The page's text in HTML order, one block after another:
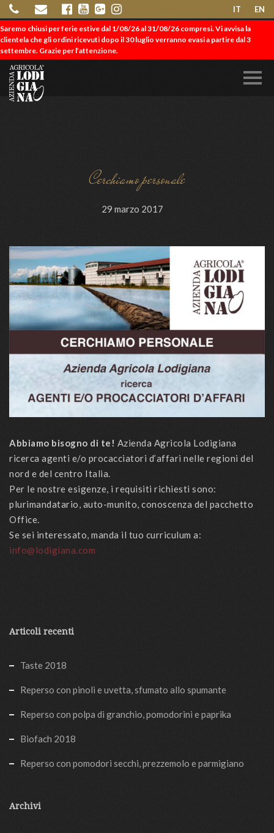
IT EN
Saremo chiusi per ferie estive dal 1/08/26 al 31/08/26 compresi. Vi avvisa la
clientela che gli ordini ricevuti dopo il 30 luglio verranno evasi a partire dal 3
settembre. Grazie per l’attenzione.
Cerchiamo personale
29 marzo 2017
Abbiamo bisogno di te! Azienda Agricola Lodigiana
ricerca agenti e/o procacciatori d’affari nelle regioni del
nord e del centro Italia.
Per le nostre esigenze, i requisiti richiesti sono:
plurimandatario, auto-munito, conoscenza del pacchetto
Office.
Se sei interessato, manda il tuo curriculum a:
info@lodigiana.com
Articoli recenti
Taste 2018
Reperso con pinoli e uvetta, sfumato allo spumante
Reperso con polpa di granchio, pomodorini e paprika
Biofach 2018
Reperso con pomodori secchi, prezzemolo e parmigiano
Archivi